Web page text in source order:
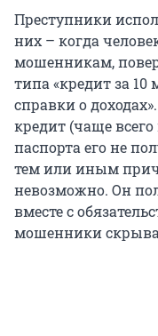
Преступники
них – когда
мошенникам,
типа «кредит за
справки о
кредит (чаще
паспорта его не
тем или иным
невозможно. Он
вместе с
мошенники